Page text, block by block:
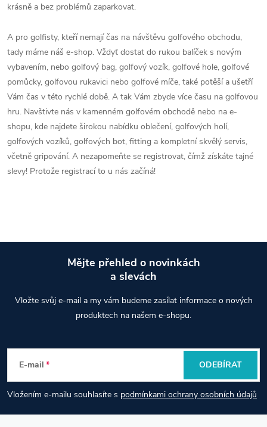
krásně a bez problémů zaparkovat.
A pro golfisty, kteří nemají čas na návštěvu golfového obchodu,
tady máme náš e-shop. Vždyť dostat do rukou balíček s novým
vybavením, nebo golfový bag, golfový vozík, golfové hole, golfové
pomůcky, golfovou rukavici nebo golfové míče, také potěší a ušetří
Vám čas v této rychlé době. A tak Vám zbyde více času na golfovou
hru. Navštivte nás v kamenném golfovém obchodě nebo na e-
shopu, kde najdete širokou nabídku oblečení, golfových holí,
golfových vozíků, golfových bot, fitting a kompletní skvělý servis,
včetně gripování. A nezapomeňte se registrovat, čímž získáte tajné
slevy! Protože registrací to u nás začíná!
p
a
t
Mějte přehled o novinkách
a slevách
Vložte svůj e-mail a my vám budeme zasílat informace o nových
produktech na našem e-shopu.
E-mail
Vložením e-mailu souhlasíte s podmínkami ochrany osobních údajů
ODEBÍRAT